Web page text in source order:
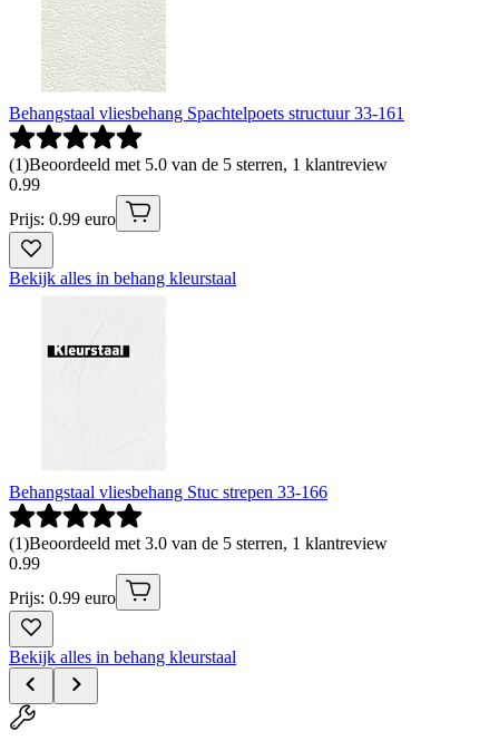
Behangstaal vliesbehang Spachtelpoets structuur 33-161
(1)Beoordeeld met 5.0 van de 5 sterren, 1 klantreview
0.99
Prijs: 0.99 euro
Bekijk alles in behang kleurstaal
Behangstaal vliesbehang Stuc strepen 33-166
(1)Beoordeeld met 3.0 van de 5 sterren, 1 klantreview
0.99
Prijs: 0.99 euro
Bekijk alles in behang kleurstaal